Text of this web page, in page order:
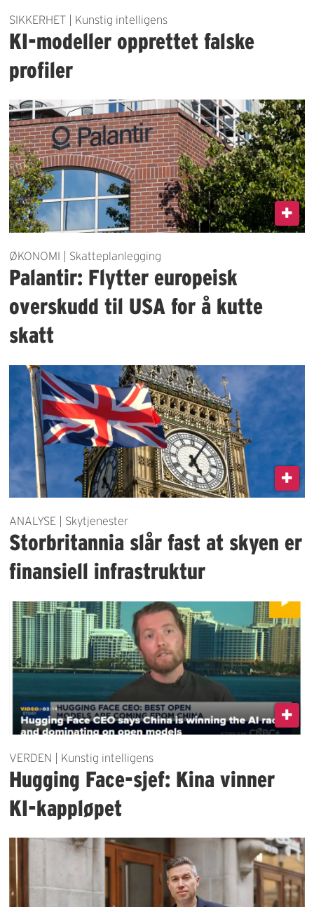
SIKKERHET | Kunstig intelligens
KI-modeller opprettet falske
profiler
ØKONOMI | Skatteplanlegging
Palantir: Flytter europeisk
overskudd til USA for å kutte
skatt
ANALYSE | Skytjenester
Storbritannia slår fast at skyen er
finansiell infrastruktur
VERDEN | Kunstig intelligens
Hugging Face-sjef: Kina vinner
KI-kappløpet